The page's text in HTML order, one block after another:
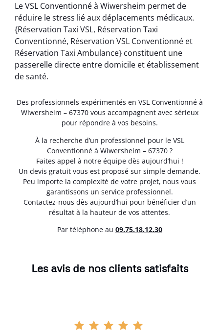
Le VSL Conventionné à Wiwersheim permet de
réduire le stress lié aux déplacements médicaux.
{Réservation Taxi VSL, Réservation Taxi
Conventionné, Réservation VSL Conventionné et
Réservation Taxi Ambulance} constituent une
passerelle directe entre domicile et établissement
de santé.
Des professionnels expérimentés en VSL Conventionné à
Wiwersheim – 67370 vous accompagnent avec sérieux
pour répondre à vos besoins.
À la recherche d’un professionnel pour le VSL
Conventionné à Wiwersheim – 67370 ?
Faites appel à notre équipe dès aujourd’hui !
Un devis gratuit vous est proposé sur simple demande.
Peu importe la complexité de votre projet, nous vous
garantissons un service professionnel.
Contactez-nous dès aujourd’hui pour bénéficier d’un
résultat à la hauteur de vos attentes.
Par téléphone au 09.75.18.12.30
Les avis de nos clients satisfaits